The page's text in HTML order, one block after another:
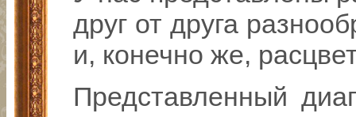
друг от друга
и, конечно же,
Представленный